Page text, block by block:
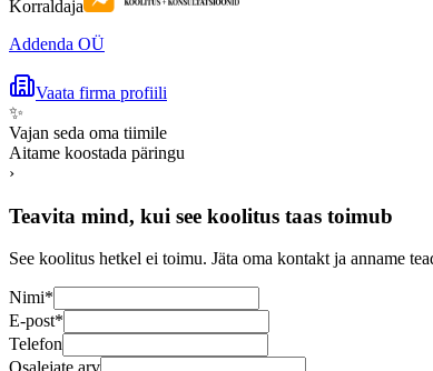
Korraldaja
Addenda OÜ
Vaata firma profiili
✨
Vajan seda oma tiimile
Aitame koostada päringu
›
Teavita mind, kui see koolitus taas toimub
See koolitus hetkel ei toimu. Jäta oma kontakt ja anname
Nimi*
E-post*
Telefon